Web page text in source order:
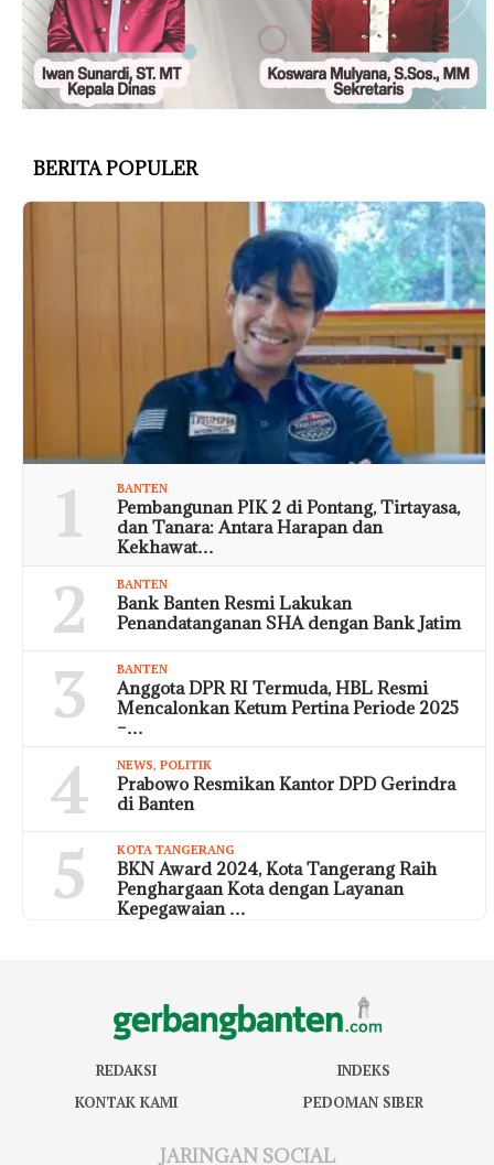
BERITA POPULER
1 BANTEN
Pembangunan PIK 2 di Pontang, Tirtayasa,
dan Tanara: Antara Harapan dan
Kekhawat…
2 BANTEN
Bank Banten Resmi Lakukan
Penandatanganan SHA dengan Bank Jatim
3 BANTEN
Anggota DPR RI Termuda, HBL Resmi
Mencalonkan Ketum Pertina Periode 2025
–…
4 NEWS, POLITIK
Prabowo Resmikan Kantor DPD Gerindra
di Banten
5 KOTA TANGERANG
BKN Award 2024, Kota Tangerang Raih
Penghargaan Kota dengan Layanan
Kepegawaian …
REDAKSI
INDEKS
KONTAK KAMI
PEDOMAN SIBER
JARINGAN SOCIAL